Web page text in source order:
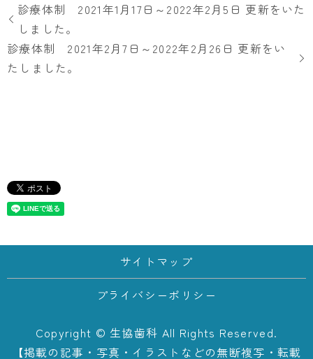
診療体制 2021年1月17日～2022年2月5日 更新をいた
しました。
診療体制 2021年2月7日～2022年2月26日 更新をい
たしました。
サイトマップ
プライバシーポリシー
Copyright © 生協歯科 All Rights Reserved.
【掲載の記事・写真・イラストなどの無断複写・転載